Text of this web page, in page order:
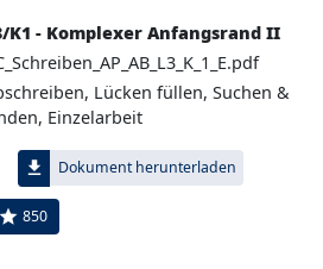
K1 - Komplexer Anfangsrand II
Lücken füllen, Suchen &
Einzelarbeit
file_download Dokument herunterladen
star 850